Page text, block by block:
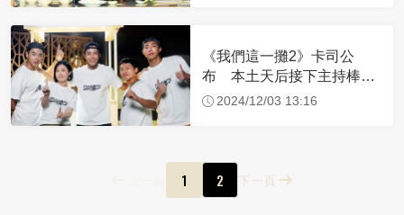
《我們這一攤2》卡司公
布 本土天后接下主持棒！
胡宇威換搭檔發聲
2024/12/03 13:16
1 2 下一頁